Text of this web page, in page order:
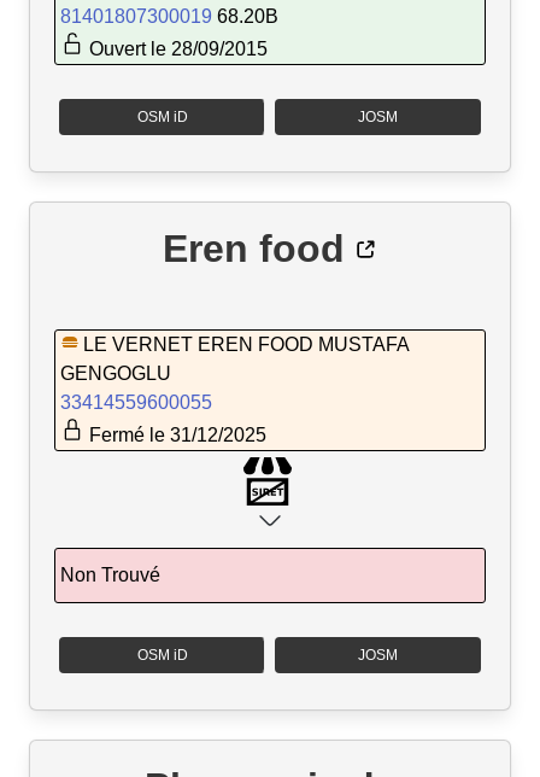
81401807300019 68.20B
Ouvert le 28/09/2015
OSM iD JOSM
Eren food
LE VERNET EREN FOOD MUSTAFA
GENGOGLU
33414559600055
Fermé le 31/12/2025
Non Trouvé
OSM iD JOSM